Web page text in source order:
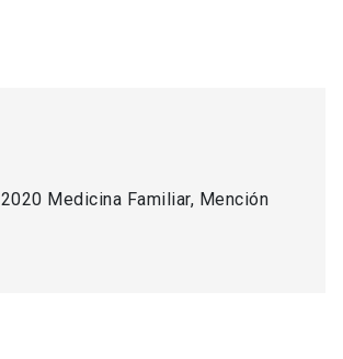
Medicina Familiar, Mención